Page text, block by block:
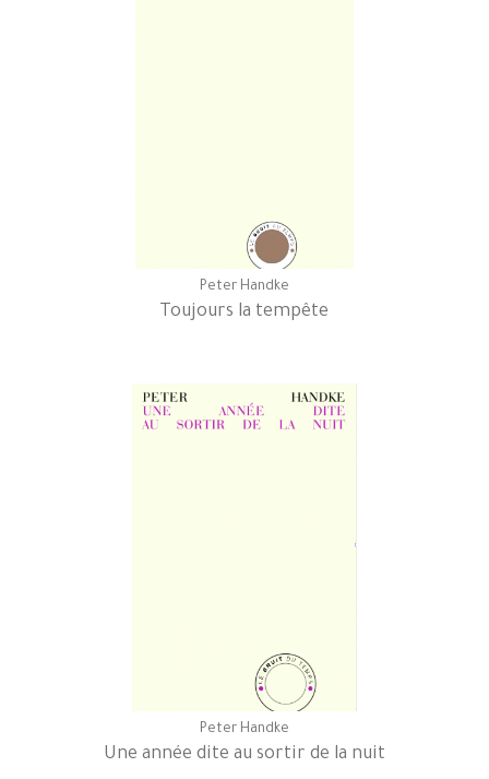
Peter Handke
Toujours la tempête
Peter Handke
Une année dite au sortir de la nuit